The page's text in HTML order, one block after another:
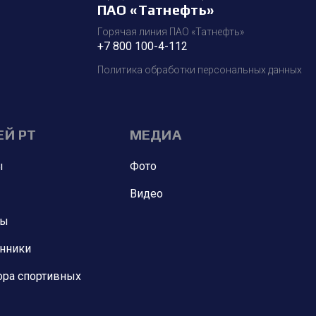
ПАО «Татнефть»
Горячая линия ПАО «Татнефть»
+7 800 100-4-112
Политика обработки персональных данных
РТ
спортивных
МЕДИА
Фото
Видео